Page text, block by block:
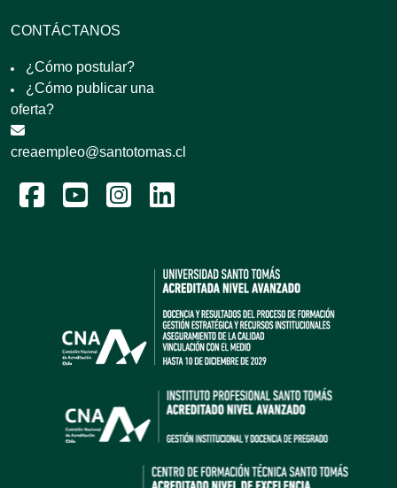
CONTÁCTANOS
¿Cómo postular?
¿Cómo publicar una
oferta?
creaempleo@santotomas.cl